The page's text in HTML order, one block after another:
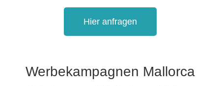
Hier anfragen
Werbekampagnen Mallorca